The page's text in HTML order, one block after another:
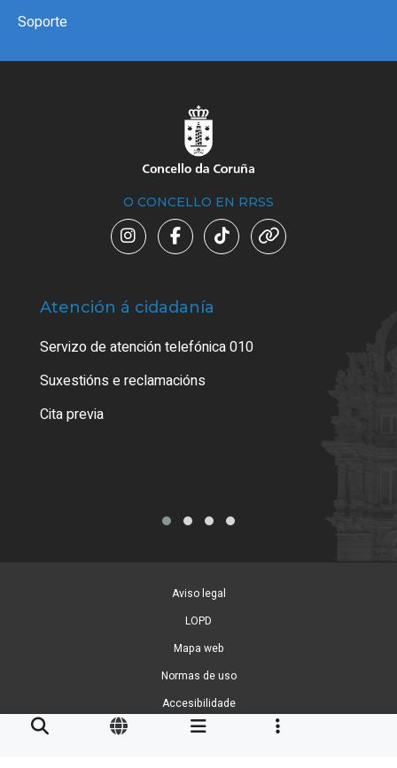
Soporte
O CONCELLO EN RRSS
Atención á cidadanía
Servizo de atención telefónica 010
Suxestións e reclamacións
Cita previa
Aviso legal
LOPD
Mapa web
Normas de uso
Accesibilidade
Xestión de cookies